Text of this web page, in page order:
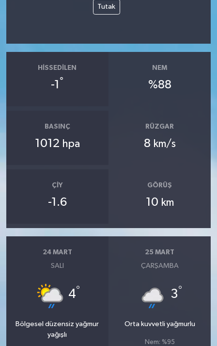
Tutak
HISSEDILEN
-1 °
NEM
%88
BASINÇ
1012 hpa
RÜZGAR
8 km/s
ÇIY
-1.6
GÖRÜŞ
10 km
24 MART
SALI
4°
Bölgesel düzensiz yağmur
yağışlı
25 MART
ÇARŞAMBA
3°
Orta kuvvetli yağmurlu
Nem: %95